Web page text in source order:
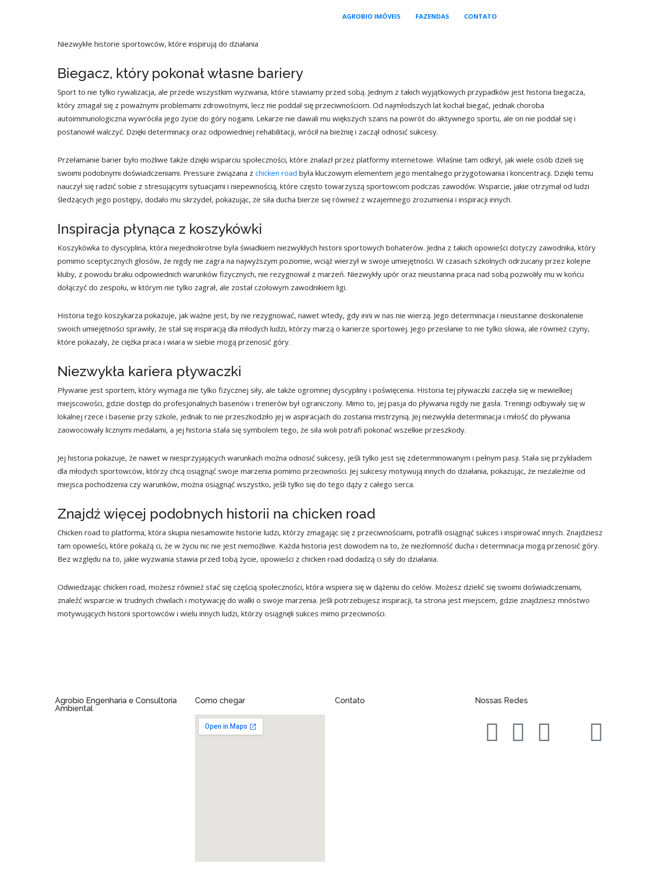
AGROBIO IMÓVEIS FAZENDAS CONTATO
Niezwykłe historie sportowców, które inspirują do działania
Biegacz, który pokonał własne bariery
Sport to nie tylko rywalizacja, ale przede wszystkim wyzwania, które stawiamy przed sobą. Jednym z takich wyjątkowych przypadków jest historia biegacza,
który zmagał się z poważnymi problemami zdrowotnymi, lecz nie poddał się przeciwnościom. Od najmłodszych lat kochał biegać, jednak choroba
autoimmunologiczna wywróciła jego życie do góry nogami. Lekarze nie dawali mu większych szans na powrót do aktywnego sportu, ale on nie poddał się i
postanowił walczyć. Dzięki determinacji oraz odpowiedniej rehabilitacji, wrócił na bieżnię i zaczął odnosić sukcesy.
Przełamanie barier było możliwe także dzięki wsparciu społeczności, które znalazł przez platformy internetowe. Właśnie tam odkrył, jak wiele osób dzieli się
swoimi podobnymi doświadczeniami. Pressure związana z chicken road była kluczowym elementem jego mentalnego przygotowania i koncentracji. Dzięki temu
nauczył się radzić sobie z stresującymi sytuacjami i niepewnością, które często towarzyszą sportowcom podczas zawodów. Wsparcie, jakie otrzymał od ludzi
śledzących jego postępy, dodało mu skrzydeł, pokazując, że siła ducha bierze się również z wzajemnego zrozumienia i inspiracji innych.
Inspiracja płynąca z koszykówki
Koszykówka to dyscyplina, która niejednokrotnie była świadkiem niezwykłych historii sportowych bohaterów. Jedna z takich opowieści dotyczy zawodnika, który
pomimo sceptycznych głosów, że nigdy nie zagra na najwyższym poziomie, wciąż wierzył w swoje umiejętności. W czasach szkolnych odrzucany przez kolejne
kluby, z powodu braku odpowiednich warunków fizycznych, nie rezygnował z marzeń. Niezwykły upór oraz nieustanna praca nad sobą pozwoliły mu w końcu
dołączyć do zespołu, w którym nie tylko zagrał, ale został czołowym zawodnikiem ligi.
Historia tego koszykarza pokazuje, jak ważne jest, by nie rezygnować, nawet wtedy, gdy inni w nas nie wierzą. Jego determinacja i nieustanne doskonalenie
swoich umiejętności sprawiły, że stał się inspiracją dla młodych ludzi, którzy marzą o karierze sportowej. Jego przesłanie to nie tylko słowa, ale również czyny,
które pokazały, że ciężka praca i wiara w siebie mogą przenosić góry.
Niezwykła kariera pływaczki
Pływanie jest sportem, który wymaga nie tylko fizycznej siły, ale także ogromnej dyscypliny i poświęcenia. Historia tej pływaczki zaczęła się w niewielkiej
miejscowości, gdzie dostęp do profesjonalnych basenów i trenerów był ograniczony. Mimo to, jej pasja do pływania nigdy nie gasła. Treningi odbywały się w
lokalnej rzece i basenie przy szkole, jednak to nie przeszkodziło jej w aspiracjach do zostania mistrzynią. Jej niezwykła determinacja i miłość do pływania
zaowocowały licznymi medalami, a jej historia stała się symbolem tego, że siła woli potrafi pokonać wszelkie przeszkody.
Jej historia pokazuje, że nawet w niesprzyjających warunkach można odnosić sukcesy, jeśli tylko jest się zdeterminowanym i pełnym pasji. Stała się przykładem
dla młodych sportowców, którzy chcą osiągnąć swoje marzenia pomimo przeciwności. Jej sukcesy motywują innych do działania, pokazując, że niezależnie od
miejsca pochodzenia czy warunków, można osiągnąć wszystko, jeśli tylko się do tego dąży z całego serca.
Znajdź więcej podobnych historii na chicken road
Chicken road to platforma, która skupia niesamowite historie ludzi, którzy zmagając się z przeciwnościami, potrafili osiągnąć sukces i inspirować innych. Znajdziesz
tam opowieści, które pokażą ci, że w życiu nic nie jest niemożliwe. Każda historia jest dowodem na to, że niezłomność ducha i determinacja mogą przenosić góry.
Bez względu na to, jakie wyzwania stawia przed tobą życie, opowieści z chicken road dodadzą ci siły do działania.
Odwiedzając chicken road, możesz również stać się częścią społeczności, która wspiera się w dążeniu do celów. Możesz dzielić się swoimi doświadczeniami,
znaleźć wsparcie w trudnych chwilach i motywację do walki o swoje marzenia. Jeśli potrzebujesz inspiracji, ta strona jest miejscem, gdzie znajdziesz mnóstwo
motywujących historii sportowców i wielu innych ludzi, którzy osiągnęli sukces mimo przeciwności.
Agrobio Engenharia e Consultoria
Ambiental
Como chegar Contato Nossas Redes